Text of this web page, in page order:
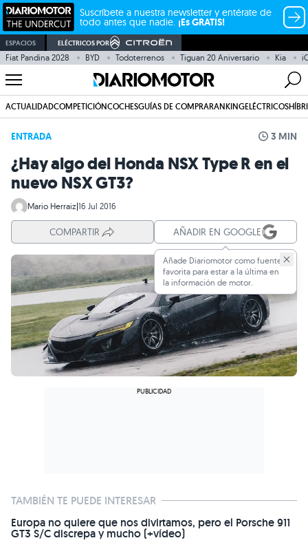
Suscríbete a nuestra newsletter y entérate de
todo antes que nadie. ¡Es GRATIS!
ESPACIOS ELÉCTRICOS POR
Fiat Pandina 2028 BYD Todoterrenos Tiguan 20 Aniversario Kia
ACTUALIDADCOMPETICIÓNCOCHESGUÍAS DE COMPRARANKINGELÉCTRICOS
ENTRADA 3 MIN
¿Hay algo del Honda NSX Type R en el
nuevo NSX GT3?
Mario Herraiz|16 Jul 2016
COMPARTIR AÑADIR EN GOOGLE
Añade Diariomotor como fuente
favorita para estar a la última en
la información de motor.
TAMBIÉN TE PUEDE INTERESAR
Europa no quiere que nos divirtamos, pero el Porsche 911
GT3 S/C discrepa y mucho (+vídeo)